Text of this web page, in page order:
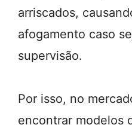
arriscados,
afogamento caso
supervisão.
Por isso, no
encontrar modelos